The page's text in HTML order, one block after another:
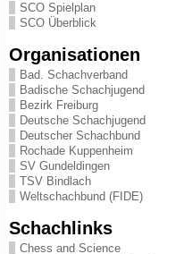
SCO Spielplan
SCO Überblick
Organisationen
Bad. Schachverband
Badische Schachjugend
Bezirk Freiburg
Deutsche Schachjugend
Deutscher Schachbund
Rochade Kuppenheim
SV Gundeldingen
TSV Bindlach
Weltschachbund (FIDE)
Schachlinks
Chess and Science